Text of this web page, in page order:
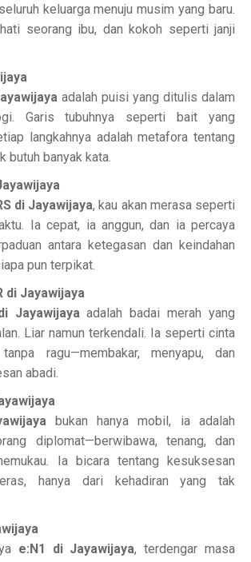
keluarga menuju musim yang baru.
seorang ibu, dan kokoh seperti janji
adalah puisi yang ditulis dalam
Garis tubuhnya seperti bait yang
langkahnya adalah metafora tentang
butuh banyak kata.
di Jayawijaya, kau akan merasa seperti
Ia cepat, ia anggun, dan ia percaya
antara ketegasan dan keindahan
pun terpikat.
di Jayawijaya
Jayawijayaadalah badai merah yang
Liar namun terkendali. Ia seperti cinta
ragu—membakar, menyapu, dan
abadi.
bukan hanya mobil, ia adalah
diplomat—berwibawa, tenang, dan
Ia bicara tentang kesuksesan
hanya dari kehadiran yang tak
e:N1 di Jayawijaya, terdengar masa